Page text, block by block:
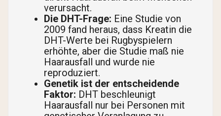
verursacht.
Die DHT-Frage: Eine Studie von
2009 fand heraus, dass Kreatin die
DHT-Werte bei Rugbyspielern
erhöhte, aber die Studie maß nie
Haarausfall und wurde nie
reproduziert.
Genetik ist der entscheidende
Faktor: DHT beschleunigt
Haarausfall nur bei Personen mit